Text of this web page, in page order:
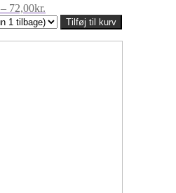
– 72,00kr.
14,00kr.
til
72,00kr.
Tilføj til kurv